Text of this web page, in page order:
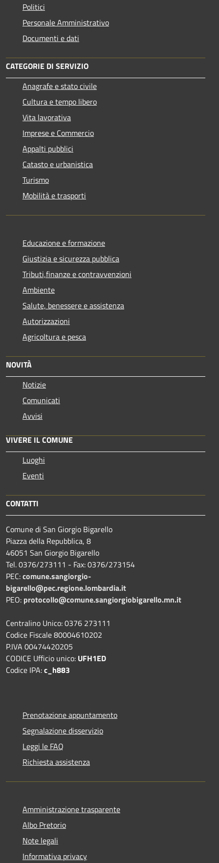
Politici
Personale Amministrativo
Documenti e dati
CATEGORIE DI SERVIZIO
Anagrafe e stato civile
Cultura e tempo libero
Vita lavorativa
Imprese e Commercio
Appalti pubblici
Catasto e urbanistica
Turismo
Mobilità e trasporti
Educazione e formazione
Giustizia e sicurezza pubblica
Tributi,finanze e contravvenzioni
Ambiente
Salute, benessere e assistenza
Autorizzazioni
Agricoltura e pesca
NOVITÀ
Notizie
Comunicati
Avvisi
VIVERE IL COMUNE
Luoghi
Eventi
CONTATTI
Comune di San Giorgio Bigarello
Piazza della Repubblica, 8
46051 San Giorgio Bigarello
Tel. 0376/273111 - Fax: 0376/273154
PEC:comune.sangiorgio-
bigarello@pec.regione.lombardia.it
PEO: protocollo@comune.sangiorgiobigarello.mn.it
Centralino Unico: 0376 273111
Codice Fiscale 80004610202
P.IVA 00474420205
CODICE Ufficio unico: UFH1ED
Codice IPA:c_h883
Prenotazione appuntamento
Segnalazione disservizio
Leggi le FAQ
Richiesta assistenza
Amministrazione trasparente
Albo Pretorio
Note legali
Informativa privacy